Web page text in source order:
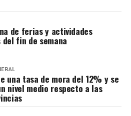
de ferias y actividades
fin de semana
una tasa de mora del 12% y se
nivel medio respecto a las